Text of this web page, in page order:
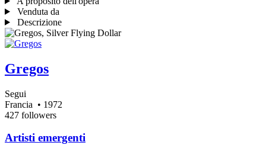
Venduta da
Descrizione
Gregos
Segui
Francia • 1972
427 followers
Artisti emergenti